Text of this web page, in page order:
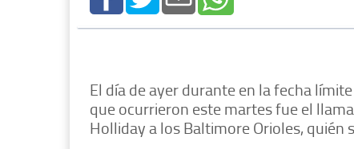
El día de ayer durante en la fecha
que ocurrieron este martes fue el
Holliday a los Baltimore Orioles, quién